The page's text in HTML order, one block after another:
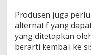
Produsen juga
alternatif yang
yang ditetapkan
berarti kembali ke